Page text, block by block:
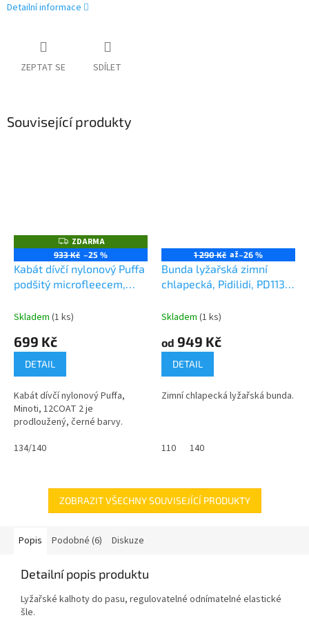
Detailní informace
ZEPTAT SE SDÍLET
Související produkty
Z
D
A
R
A
ZDARMA
933 Kč –25 %
Kabát dívčí nylonový Puffa
podšitý microfleecem,
Skladem (1 ks)
699 Kč
DETAIL
Kabát dívčí nylonový Puffa,
Minoti, 12COAT 2 je
prodloužený, černé barvy.
134/140
1 290 Kč až–26 %
Bunda lyžařská zimní
chlapecká, Pidilidi, PD1135,
Skladem (1 ks)
od 949 Kč
DETAIL
Zimní chlapecká lyžařská bunda.
110 140
ZOBRAZIT VŠECHNY SOUVISEJÍCÍ PRODUKTY
Popis Podobné (6) Diskuze
Detailní popis produktu
Lyžařské kalhoty do pasu, regulovatelné odnímatelné elastické
šle.